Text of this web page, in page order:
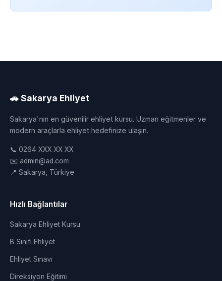
🚗 Sakarya Ehliyet
Sakarya'nın en güvenilir ehliyet kursu. Uzman eğitmenler ve
modern araçlarla ehliyet hedefinize ulaşın.
📞 0264 XXX XX XX
✉️ admin@ad.com
📍 Sakarya, Türkiye
Hızlı Bağlantılar
Sakarya Ehliyet Kursu
B Sınıfı Ehliyet
Ehliyet Sınavı
Direksiyon Eğitimi